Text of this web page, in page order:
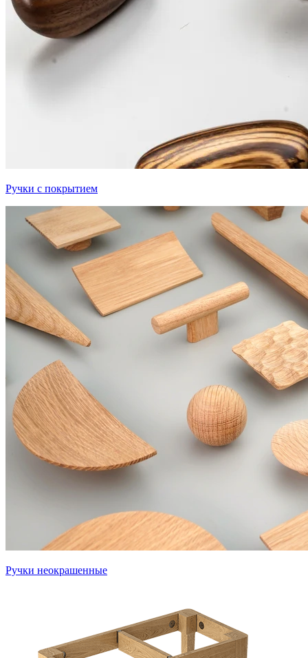
Ручки с покрытием
Ручки неокрашенные